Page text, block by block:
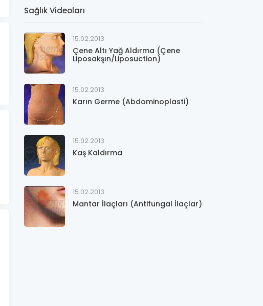
Sağlık Videoları
15.02.2013
Çene Altı Yağ Aldırma (Çene
Liposakşın/Liposuction)
15.02.2013
Karın Germe (Abdominoplasti)
15.02.2013
Kaş Kaldırma
15.02.2013
Mantar İlaçları (Antifungal İlaçlar)